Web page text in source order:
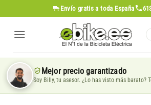
al
contenido
Envío gratis a toda España
Mejor precio garantizado
Soy Billy, tu asesor. ¿Lo has visto más barato?